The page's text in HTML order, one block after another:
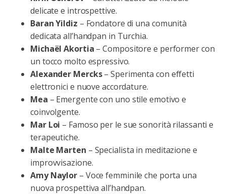
delicate e introspettive.
Baran Yildiz – Fondatore di una comunità
dedicata all’handpan in Turchia.
Michaël Akortia – Compositore e performer con
un tocco molto espressivo.
Alexander Mercks– Sperimenta con effetti
elettronici e nuove accordature.
Mea – Emergente con uno stile emotivo e
coinvolgente.
Mar Loi – Famoso per le sue sonorità rilassanti e
terapeutiche.
Malte Marten – Specialista in meditazione e
improvvisazione.
Amy Naylor – Voce femminile che porta una
nuova prospettiva all’handpan.